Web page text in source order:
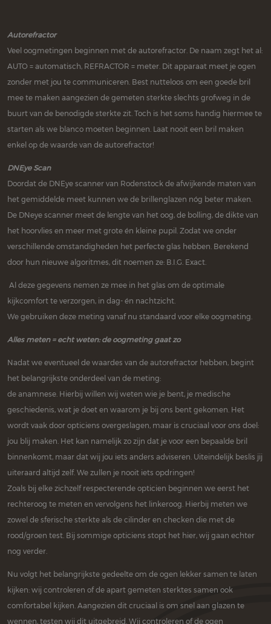
Autorefractor
Veel oogmetingen beginnen met de autorefractor. De naam zegt het al:
AUTO = automatisch, REFRACTOR = meter. Dit apparaat meet je ogen
zonder met jou te communiceren. Best nutteloos om een goede bril
mee te maken aangezien de gemeten sterkte slechts grofweg in de
buurt van de benodigde sterkte zit. Toch is het soms handig hiermee te
starten als we blanco moeten beginnen. Laat nooit een bril maken
enkel op de waarde van de autorefractor!
DNEye Scan
Doordat de DNEye scanner van Rodenstock de afwijkende maten van
het gemiddelde meet kunnen we de brillenglazen nóg beter maken.
De DNeye scanner meet de lengte van het oog, de bolling, de dikte van
het hoorvlies en meer met grote én kleine pupil. Zodat we onder
verschillende omstandigheden het perfecte glas hebben. Berekend
door hun nieuwe algoritmes, dit noemen ze: B.I.G. Exact.
Al deze gegevens nemen ze mee in het glas om de optimale
kijkcomfort te verzorgen, in dag- én nachtzicht.
We gebruiken deze meting vanaf nu standaard voor elke oogmeting.
Alles meten = echt weten: de oogmeting gaat zo
Nadat we eventueel de waardes van de autorefractor hebben, begint
het belangrijkste onderdeel van de meting:
de anamnese. Hierbij willen wij weten wie je bent, je medische
geschiedenis, wat je doet en waarom je bij ons bent gekomen. Het
wordt vaak door opticiens overgeslagen, maar is cruciaal voor ons doel:
jou blij maken. Het kan namelijk zo zijn dat je voor een bepaalde bril
binnenkomt, maar dat wij jou iets anders adviseren. Uiteindelijk beslis jij
uiteraard altijd zelf. We zullen je nooit iets opdringen!
Zoals bij elke zichzelf respecterende opticien beginnen we eerst het
rechteroog te meten en vervolgens het linkeroog. Hierbij meten we
zowel de sferische sterkte als de cilinder en checken die met de
rood/groen test. Bij sommige opticiens stopt het hier, wij gaan echter
nog verder.
Nu volgt het belangrijkste gedeelte om de ogen lekker samen te laten
kijken: wij controleren of de apart gemeten sterktes samen ook
comfortabel kijken. Aangezien dit cruciaal is om snel aan glazen te
wennen, testen wij dit uitgebreid. Wij controleren of de ogen